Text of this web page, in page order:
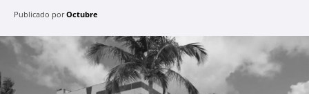
Publicado por Octubre